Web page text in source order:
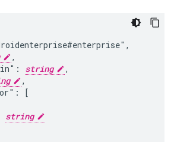
,
string
,
,
[
string